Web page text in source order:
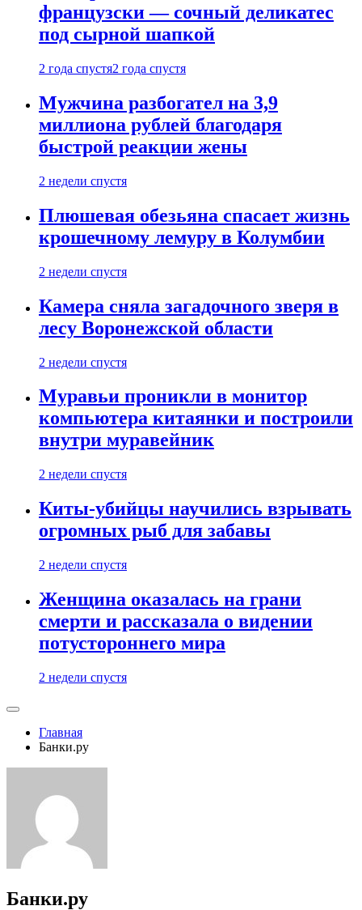
французски — сочный деликатес
под сырной шапкой
2 года спустя2 года спустя
Мужчина разбогател на 3,9
миллиона рублей благодаря
быстрой реакции жены
2 недели спустя
Плюшевая обезьяна спасает жизнь
крошечному лемуру в Колумбии
2 недели спустя
Камера сняла загадочного зверя в
лесу Воронежской области
2 недели спустя
Муравьи проникли в монитор
компьютера китаянки и построили
внутри муравейник
2 недели спустя
Киты-убийцы научились взрывать
огромных рыб для забавы
2 недели спустя
Женщина оказалась на грани
смерти и рассказала о видении
потустороннего мира
2 недели спустя
Главная
Банки.ру
Банки.ру